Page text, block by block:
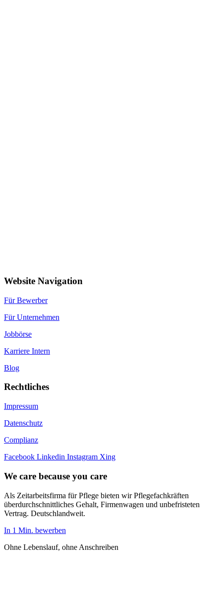
Website Navigation
Für Bewerber
Für Unternehmen
Jobbörse
Karriere Intern
Blog
Rechtliches
Impressum
Datenschutz
Complianz
Facebook Linkedin Instagram Xing
We care because you care
Als Zeitarbeitsfirma für Pflege bieten wir Pflegefachkräften
überdurchschnittliches Gehalt, Firmenwagen und unbefristeten
Vertrag. Deutschlandweit.
In 1 Min. bewerben
Ohne Lebenslauf, ohne Anschreiben